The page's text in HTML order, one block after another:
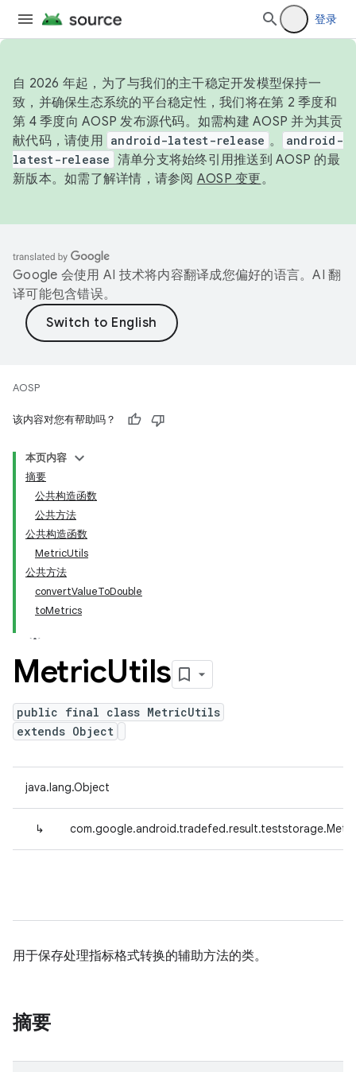
登录
自 2026 年起，为了与我们的主干稳定开发模型保持一
致，并确保生态系统的平台稳定性，我们将在第 2 季度和
第 4 季度向 AOSP 发布源代码。如需构建 AOSP 并为其贡
献代码，请使用 android-latest-release 。
android-
latest-release 清单分支将始终引用推送到 AOSP 的最
新版本。如需了解详情，请参阅 AOSP 变更。
Google 会使用 AI 技术将内容翻译成您偏好的语言。AI 翻
译可能包含错误。
AOSP
该内容对您有帮助吗？
本页内容
摘要
公共构造函数
公共方法
公共构造函数
MetricUtils
公共方法
convertValueToDouble
toMetrics
MetricUtils
public final class MetricUtils
extends Object
java.lang.Object
↳
用于保存处理指标格式转换的辅助方法的类。
摘要